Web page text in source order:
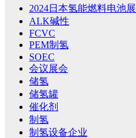
2024日本氢能燃料电池展
ALK碱性
FCVC
PEM制氢
SOEC
会议展会
储氢
储氢罐
催化剂
制氢
制氢设备企业